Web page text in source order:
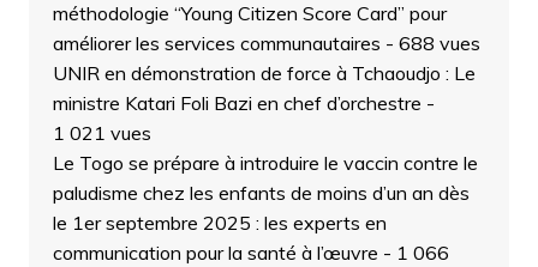
méthodologie “Young Citizen Score Card” pour
améliorer les services communautaires - 688 vues
UNIR en démonstration de force à Tchaoudjo : Le
ministre Katari Foli Bazi en chef d’orchestre -
1 021 vues
Le Togo se prépare à introduire le vaccin contre le
paludisme chez les enfants de moins d’un an dès
le 1er septembre 2025 : les experts en
communication pour la santé à l’œuvre - 1 066